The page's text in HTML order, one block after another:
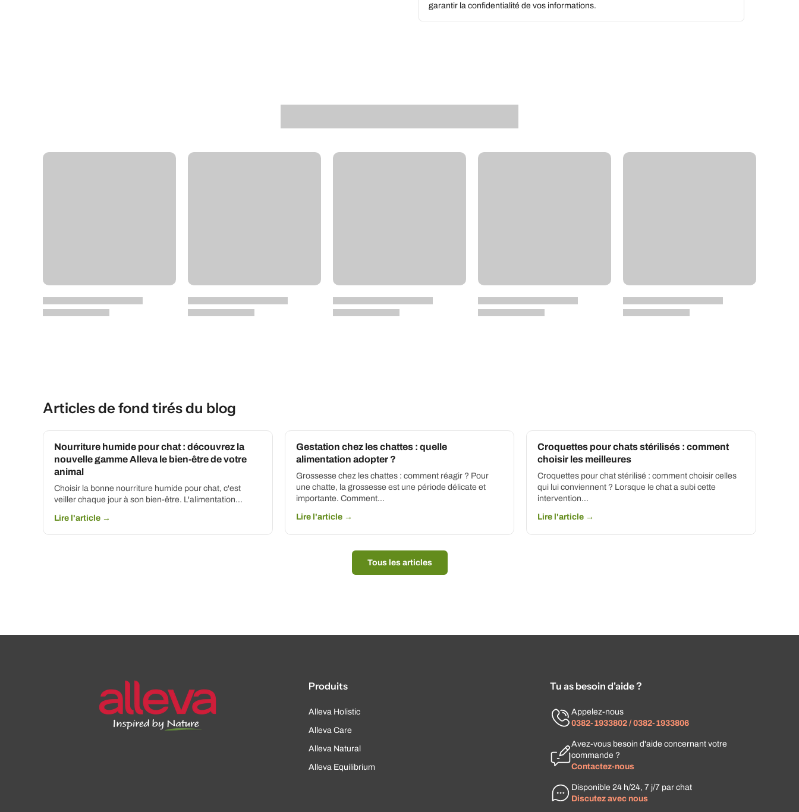
garantir la confidentialité de vos informations.
Articles de fond tirés du blog
Nourriture humide pour chat : découvrez la
nouvelle gamme Alleva le bien-être de votre
animal
Choisir la bonne nourriture humide pour chat, c'est
veiller chaque jour à son bien-être. L'alimentation...
Lire l'article →
Gestation chez les chattes : quelle
alimentation adopter ?
Grossesse chez les chattes : comment réagir ? Pour
une chatte, la grossesse est une période délicate et
importante. Comment…
Lire l'article →
Croquettes pour chats stérilisés : comment
choisir les meilleures
Croquettes pour chat stérilisé : comment choisir celles
qui lui conviennent ? Lorsque le chat a subi cette
intervention…
Lire l'article →
Tous les articles
Produits
Alleva Holistic
Alleva Care
Alleva Natural
Alleva Equilibrium
Tu as besoin d'aide ?
Appelez-nous
0382-1933802 / 0382-1933806
Avez-vous besoin d'aide concernant votre
commande ?
Contactez-nous
Disponible 24 h/24, 7 j/7 par chat
Discutez avec nous